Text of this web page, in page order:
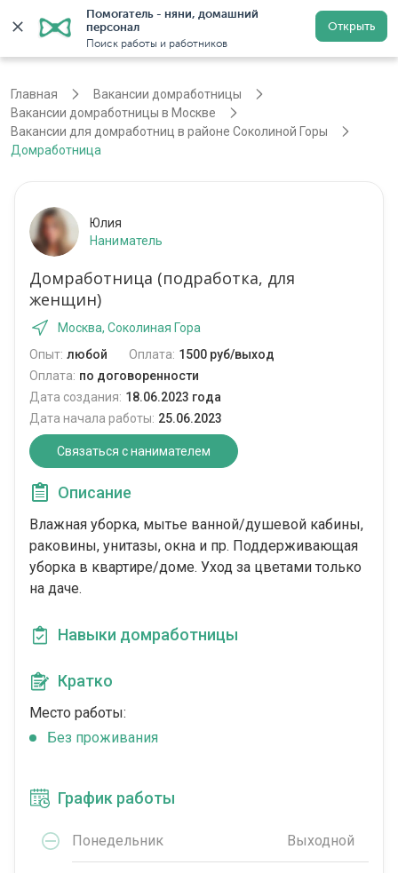
Помогатель - няни, домашний
персонал
Поиск работы и работников
Открыть
Регистрация
Главная
Вакансии домработницы
Вакансии домработницы в Москве
Вакансии для домработниц в районе Соколиной Горы
Домработница
Юлия
Наниматель
Домработница (подработка, для
женщин)
Москва, Соколиная Гора
Опыт: любой Оплата: 1500 руб/выход
Оплата: по договоренности
Дата создания: 18.06.2023 года
Дата начала работы: 25.06.2023
Связаться с нанимателем
Описание
Влажная уборка, мытье ванной/душевой кабины,
раковины, унитазы, окна и пр. Поддерживающая
уборка в квартире/доме. Уход за цветами только
на даче.
Навыки домработницы
Кратко
Место работы:
Без проживания
График работы
Понедельник Выходной